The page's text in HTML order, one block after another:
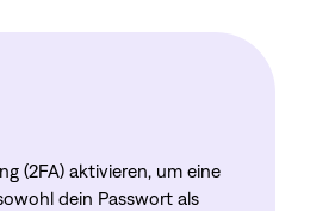
(2FA) aktivieren, um eine
dein Passwort als